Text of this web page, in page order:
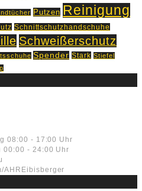
Putzen Reinigung
Schnittschutzhandschuhe
Schweißerschutz
Spender Stark Stiefel
08:00 - 17:00 Uhr
00:00 - 24:00 Uhr
AHREibisberger